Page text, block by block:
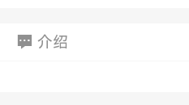
介绍